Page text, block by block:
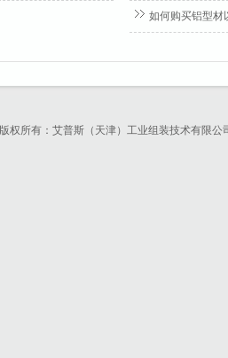
如何购买铝型材
版权所有：艾普斯（天津）工业组装技术有限公